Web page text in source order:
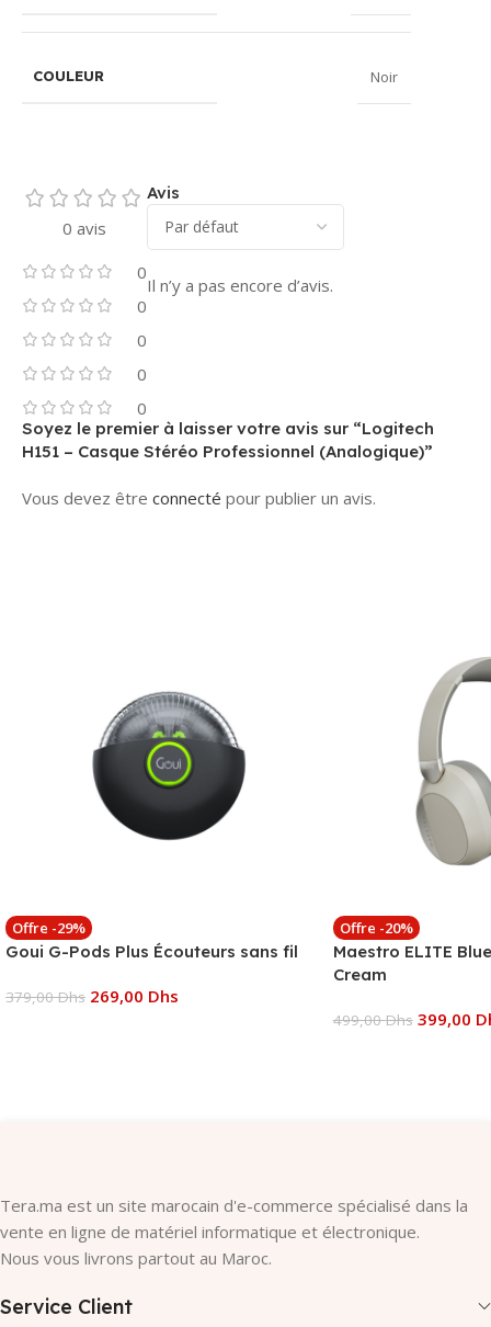
COULEUR Noir
0 avis
0
0
0
0
0
Avis
Il n’y a pas encore d’avis.
Soyez le premier à laisser votre avis sur “Logitech
H151 – Casque Stéréo Professionnel (Analogique)”
Vous devez être connecté pour publier un avis.
Offre -29%
Goui G-Pods Plus Écouteurs sans fil
379,00Dhs 269,00 Dhs
Offre -20%
Maestro ELITE
Cream
499,00Dhs 399,00
Tera.ma est un site marocain d'e-commerce spécialisé dans la
vente en ligne de matériel informatique et électronique.
Nous vous livrons partout au Maroc.
Service Client